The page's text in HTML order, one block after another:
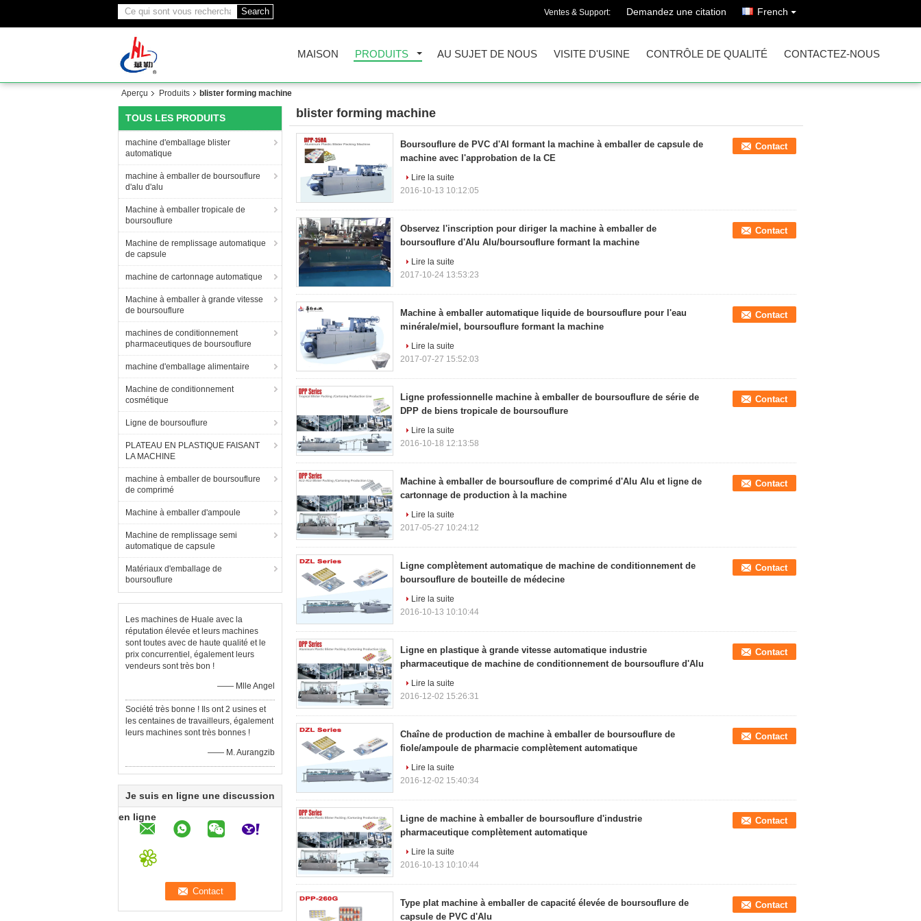
Search Ventes & Support: Demandez une citation French
MAISON PRODUITS AU SUJET DE NOUS VISITE D'USINE CONTRÔLE DE QUALITÉ CONTACTEZ-NOUS
Aperçu Produits blister forming machine
TOUS LES PRODUITS
machine d'emballage blister
automatique
machine à emballer de boursouflure
d'alu d'alu
Machine à emballer tropicale de
boursouflure
Machine de remplissage automatique
de capsule
machine de cartonnage automatique
Machine à emballer à grande vitesse
de boursouflure
machines de conditionnement
pharmaceutiques de boursouflure
machine d'emballage alimentaire
Machine de conditionnement
cosmétique
Ligne de boursouflure
PLATEAU EN PLASTIQUE FAISANT
LA MACHINE
machine à emballer de boursouflure
de comprimé
Machine à emballer d'ampoule
Machine de remplissage semi
automatique de capsule
Matériaux d'emballage de
boursouflure
Les machines de Huale avec la
réputation élevée et leurs machines
sont toutes avec de haute qualité et le
prix concurrentiel, également leurs
vendeurs sont très bon !
—— Mlle Angel
Société très bonne ! Ils ont 2 usines et
les centaines de travailleurs, également
leurs machines sont très bonnes !
—— M. Aurangzib
Je suis en ligne une discussion
en ligne
blister forming machine
(246)
Boursouflure de PVC d'Al formant la machine à emballer de capsule de
machine avec l'approbation de la CE
Contact
Lire la suite
2016-10-13 10:12:05
Observez l'inscription pour diriger la machine à emballer de
boursouflure d'Alu Alu/boursouflure formant la machine
Contact
Lire la suite
2017-10-24 13:53:23
Machine à emballer automatique liquide de boursouflure pour l'eau
minérale/miel, boursouflure formant la machine
Contact
Lire la suite
2017-07-27 15:52:03
Ligne professionnelle machine à emballer de boursouflure de série de
DPP de biens tropicale de boursouflure
Contact
Lire la suite
2016-10-18 12:13:58
Machine à emballer de boursouflure de comprimé d'Alu Alu et ligne de
cartonnage de production à la machine
Contact
Lire la suite
2017-05-27 10:24:12
Ligne complètement automatique de machine de conditionnement de
boursouflure de bouteille de médecine
Contact
Lire la suite
2016-10-13 10:10:44
Ligne en plastique à grande vitesse automatique industrie
pharmaceutique de machine de conditionnement de boursouflure d'Alu
Contact
Lire la suite
2016-12-02 15:26:31
Chaîne de production de machine à emballer de boursouflure de
fiole/ampoule de pharmacie complètement automatique
Contact
Lire la suite
2016-12-02 15:40:34
Ligne de machine à emballer de boursouflure d'industrie
pharmaceutique complètement automatique
Contact
Lire la suite
2016-10-13 10:10:44
Type plat machine à emballer de capacité élevée de boursouflure de
capsule de PVC d'Alu
Contact